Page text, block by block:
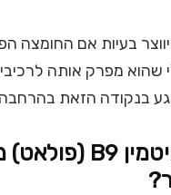
בעיות אם החומצה
שהוא מפרק אותה
בנקודה הזאת
B9 (פולאט)